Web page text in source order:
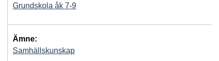
Grundskola åk 7-9
Ämne:
Samhällskunskap